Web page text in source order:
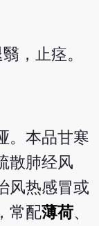
，止痉。
。本品甘寒
散肺经风
风热感冒或
常配薄荷、